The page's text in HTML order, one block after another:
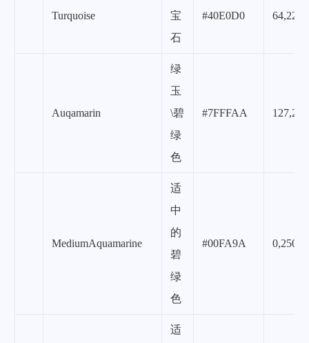
Turquoise
宝
石
#40E0D0
Auqamarin
绿
玉
\碧
绿
色
#7FFFAA
MediumAquamarine
适
中
的
碧
绿
色
#00FA9A
适